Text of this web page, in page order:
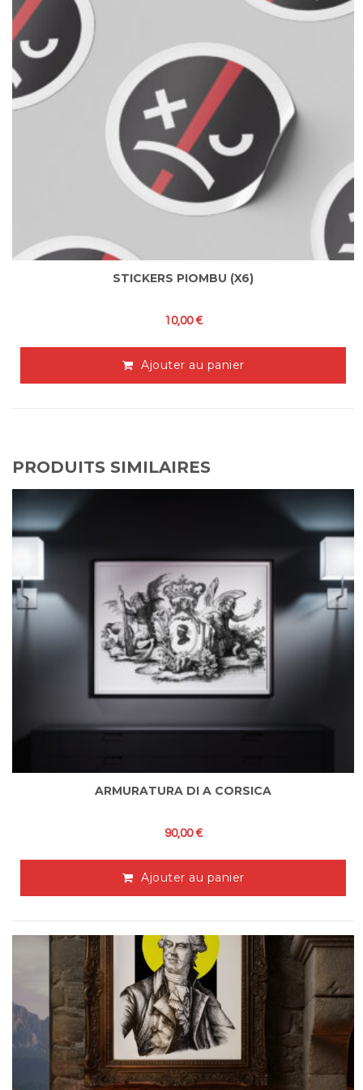
STICKERS PIOMBU (X6)
10,00€
Ajouter au panier
PRODUITS SIMILAIRES
ARMURATURA DI A CORSICA
90,00€
Ajouter au panier